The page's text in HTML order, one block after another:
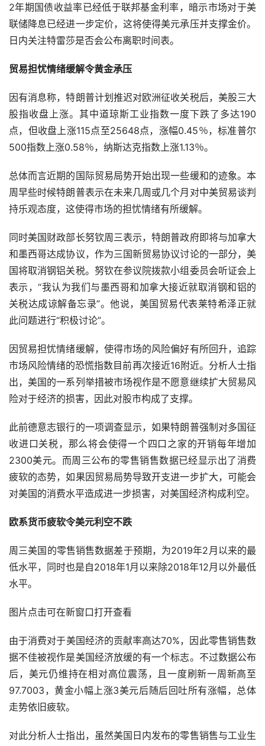
2年期国债收益率已经低于联邦基金利率，暗示市场对于美
联储降息已经进一步定价，这将使得美元承压并支撑金价。
日内关注特雷莎是否会公布离职时间表。
贸易担忧情绪缓解令黄金承压
因有消息称，特朗普计划推迟对欧洲征收关税后，美股三大
股指收盘上涨。其中道琼斯工业指数一度下跌了多达190
点，但收盘上涨115点至25648点，涨幅0.45％，标准普尔
500指数上涨0.58％，纳斯达克指数上涨1.13％。
总体而言近期的国际贸易局势开始出现一些缓和的迹象。本
周早些时候特朗普表示在未来几周或几个月对中美贸易谈判
持乐观态度，这使得市场的担忧情绪有所缓解。
同时美国财政部长努钦周三表示，特朗普政府即将与加拿大
和墨西哥达成协议，作为三国新贸易协议讨论的一部分，美
国将取消钢铝关税。努钦在参议院拨款小组委员会听证会上
表示，“我认为我们与墨西哥和加拿大接近就取消钢和铝的
关税达成谅解备忘录”。他说，美国贸易代表莱特希泽正就
此问题进行“积极讨论”。
因贸易担忧情绪缓解，使得市场的风险偏好有所回升，追踪
市场风险情绪的恐慌指数目前再次接近16附近。分析人士指
出，美国的一系列举措被市场视作是不愿意继续扩大贸易风
险对于经济的损害，因此对股市构成了支撑。
此前德意志银行的一项调查显示，如果特朗普强制对多国征
收进口关税，那么将会使得一个四口之家的开销每年增加
2300美元。而周三公布的零售销售数据已经显示出了消费
疲软的态势，如果因贸易局势导致开支进一步扩大，可能会
对美国的消费水平造成进一步损害，对美国经济构成利空。
欧系货币疲软令美元利空不跌
周三美国的零售销售数据差于预期，为2019年2月以来的最
低水平，同时也是自2018年1月以来除2018年12月以外最低
水平。
图片点击可在新窗口打开查看
由于消费对于美国经济的贡献率高达70%，因此零售销售数
据不佳被视作是美国经济放缓的有一个标志。不过数据公布
后，美元仍维持在相对高位震荡，且一度刷新一周新高至
97.7003，黄金小幅上涨3美元后随后回吐所有涨幅，总体
走势依旧疲软。
对此分析人士指出，虽然美国日内发布的零售销售与工业生